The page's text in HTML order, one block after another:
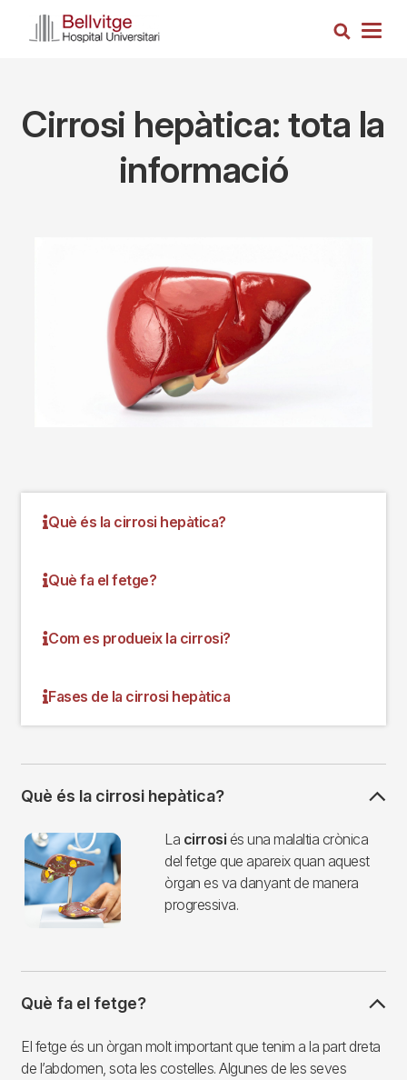
Search
Cirrosi hepàtica: tota la
informació
Què és la cirrosi hepàtica?
Què fa el fetge?
Com es produeix la cirrosi?
Fases de la cirrosi hepàtica
Què és la cirrosi hepàtica?
Imagen La cirrosi és una malaltia crònica
del fetge que apareix quan aquest
òrgan es va danyant de manera
progressiva.
Què fa el fetge?
El fetge és un òrgan molt important que tenim a la part dreta
de l’abdomen, sota les costelles. Algunes de les seves